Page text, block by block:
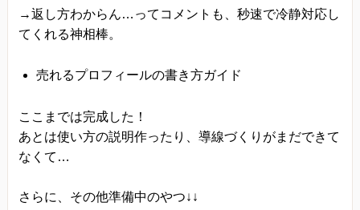
→返し方わからん…ってコメントも、秒速で冷静対応し
てくれる神相棒。
売れるプロフィールの書き方ガイド
ここまでは完成した！
あとは使い方の説明作ったり、導線づくりがまだできて
なくて…
さらに、その他準備中のやつ↓↓